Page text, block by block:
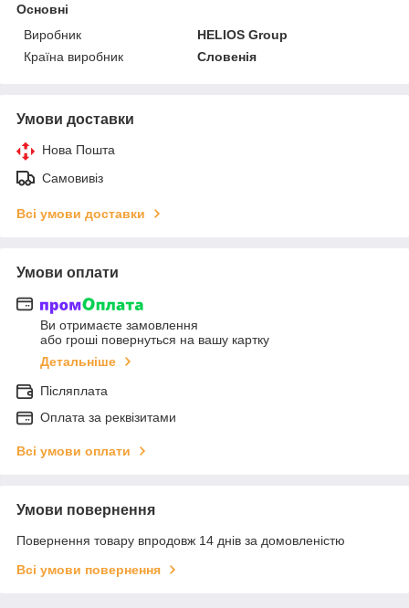
Основні
Виробник
HELIOS Group
Країна виробник
Словенія
Умови доставки
Нова Пошта
Самовивіз
Всі умови доставки
Умови оплати
Ви отримаєте замовлення
або гроші повернуться на вашу картку
Детальніше
Післяплата
Оплата за реквізитами
Всі умови оплати
Умови повернення
Повернення товару впродовж 14 днів за домовленістю
Всі умови повернення